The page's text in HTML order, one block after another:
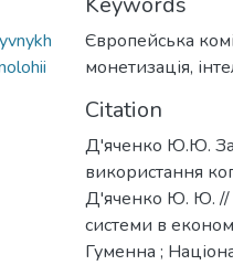
Європейська
монетизація,
Citation
Д'яченко Ю.Ю.
використання
Д'яченко Ю. Ю. //
системи в
Гуменна ;